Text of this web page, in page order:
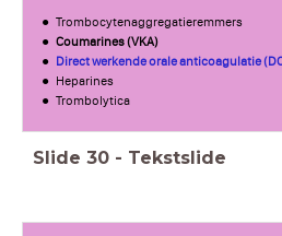
Trombocytenaggregatieremmers
Coumarines (VKA)
Direct werkende orale anticoagulatie
Heparines
Trombolytica
Slide 30 - Tekstslide